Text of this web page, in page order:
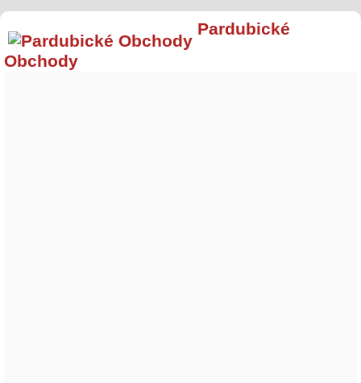
Pardubické
Obchody